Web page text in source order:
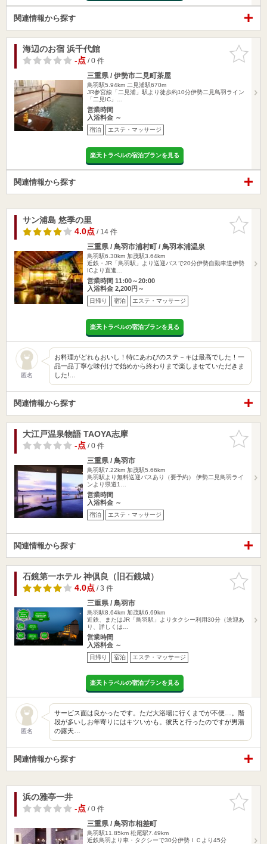
関連情報から探す
お気に入
りに追加
海辺のお宿 浜千代館
-点/ 0 件
三重県 / 伊勢市二見町茶屋
鳥羽駅5.94km 二見浦駅670m
JR参宮線「二見浦」駅より徒歩約10分伊勢二見鳥羽ライン
「二見IC」…
営業時間
入浴料金 ～
宿泊 エステ・マッサージ
楽天トラベルの宿泊プランを見る
関連情報から探す
お気に入
りに追加
サン浦島 悠季の里
4.0点/ 14 件
三重県 / 鳥羽市浦村町 / 鳥羽本浦温泉
鳥羽駅6.30km 加茂駅3.64km
近鉄・JR「鳥羽駅」より送迎バスで20分伊勢自動車道伊勢
ICより直進…
営業時間 11:00～20:00
入浴料金 2,200円～
日帰り 宿泊 エステ・マッサージ
楽天トラベルの宿泊プランを見る
匿名
お料理がどれもおいし！特にあわびのステ－キは最高でした！一
品一品丁寧な味付けで始めから終わりまで楽しませていただきま
した!…
関連情報から探す
お気に入
りに追加
大江戸温泉物語 TAOYA志摩
-点/ 0 件
三重県 / 鳥羽市
鳥羽駅7.22km 加茂駅5.66km
鳥羽駅より無料送迎バスあり（要予約） 伊勢二見鳥羽ライ
ンより県道1…
営業時間
入浴料金 ～
宿泊 エステ・マッサージ
関連情報から探す
お気に入
りに追加
石鏡第一ホテル 神倶良（旧石鏡城）
4.0点/ 3 件
三重県 / 鳥羽市
鳥羽駅8.64km 加茂駅6.69km
近鉄、またはJR「鳥羽駅」よりタクシー利用30分（送迎あ
り、詳しくは…
営業時間
入浴料金 ～
日帰り 宿泊 エステ・マッサージ
楽天トラベルの宿泊プランを見る
匿名
サービス面は良かったです。ただ大浴場に行くまでが不便…。階
段が多いしお年寄りにはキツいかも。彼氏と行ったのですが男湯
の露天…
関連情報から探す
お気に入
りに追加
浜の雅亭一井
-点/ 0 件
三重県 / 鳥羽市相差町
鳥羽駅11.85km 松尾駅7.49km
近鉄鳥羽より車・タクシーで30分伊勢ＩＣより45分